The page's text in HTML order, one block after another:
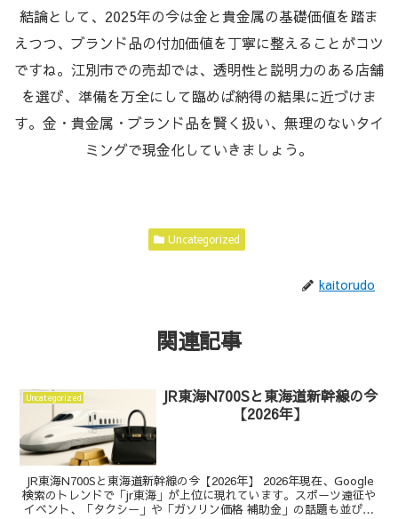
結論として、2025年の今は金と貴金属の基礎価値を踏ま
えつつ、ブランド品の付加価値を丁寧に整えることがコツ
ですね。江別市での売却では、透明性と説明力のある店舗
を選び、準備を万全にして臨めば納得の結果に近づけま
す。金・貴金属・ブランド品を賢く扱い、無理のないタイ
ミングで現金化していきましょう。
Uncategorized
kaitorudo
関連記事
Uncategorized
JR東海N700Sと東海道新幹線の今
【2026年】
JR東海N700Sと東海道新幹線の今【2026年】 2026年現在、Google
検索のトレンドで「jr東海」が上位に現れています。スポーツ遠征や
イベント、「タクシー」や「ガソリン価格 補助金」の話題も並び、